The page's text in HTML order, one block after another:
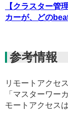
【クラスター管
カーが、どの
参考情報
リモートアクセ
「マスターワー
モートアクセス